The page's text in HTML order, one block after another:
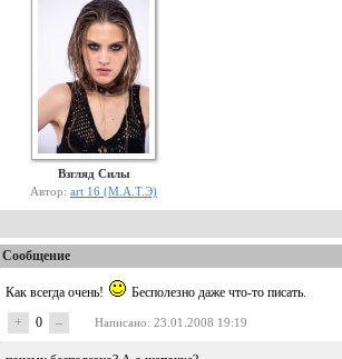
Взгляд Силы
Автор: art 16 (М.А.Т.Э)
Сообщение
Как всегда очень!
Бесполезно даже что-то писать.
+
0 – Написано: 23.01.2008 19:19